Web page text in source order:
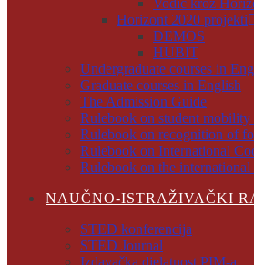
Vodič kroz
Horizont 2020 projekti
DEMOS
HUBIT
Undergraduate courses in
Graduate courses in English
The Admission Guide
Rulebook on student
Rulebook on recognition of
Rulebook on International
Rulebook on the
NAUČNO-ISTRAŽIVAČKI
STED konferencija
STED Journal
Izdavačka djelatnost PIM-a